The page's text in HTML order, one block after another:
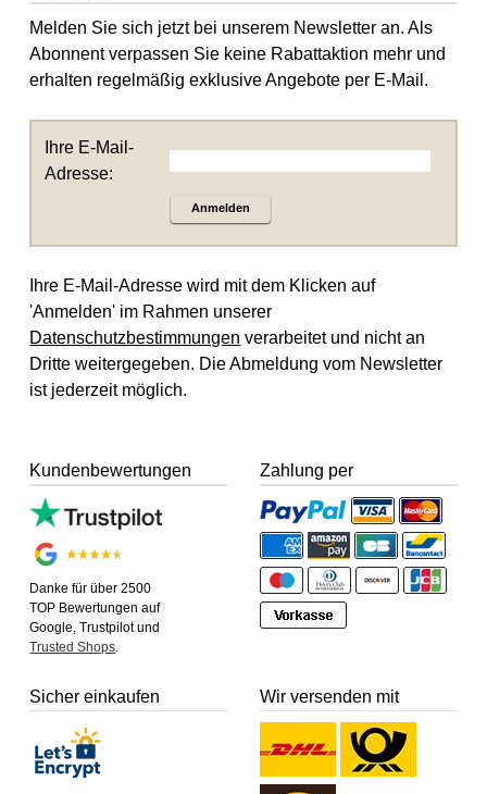
Melden Sie sich jetzt bei unserem Newsletter an. Als
Abonnent verpassen Sie keine Rabattaktion mehr und
erhalten regelmäßig exklusive Angebote per E-Mail.
Ihre E-Mail-
Adresse:
Anmelden
Ihre E-Mail-Adresse wird mit dem Klicken auf
'Anmelden' im Rahmen unserer
Datenschutzbestimmungen verarbeitet und nicht an
Dritte weitergegeben. Die Abmeldung vom Newsletter
ist jederzeit möglich.
Kundenbewertungen
Danke für über 2500
TOP Bewertungen auf
Google, Trustpilot und
Trusted Shops
Zahlung per
Sicher einkaufen Wir versenden mit